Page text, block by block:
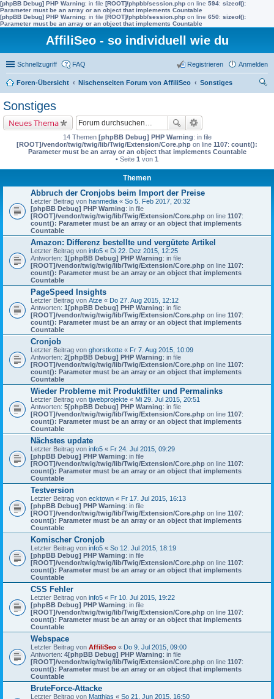
[phpBB Debug] PHP Warning: in file [ROOT]/phpbb/session.php on line 594: sizeof():
Parameter must be an array or an object that implements Countable
[phpBB Debug] PHP Warning: in file [ROOT]/phpbb/session.php on line 650: sizeof():
Parameter must be an array or an object that implements Countable
AffiliSeo - so individuell wie du
Schnellzugriff FAQ Anmelden
Registrieren
Foren-Übersicht Nischenseiten Forum von AffiliSeo
Sonstiges
Sonstiges
Neues Thema
14 Themen [phpBB Debug] PHP Warning: in file
[ROOT]/vendor/twig/twig/lib/Twig/Extension/Core.php on line 1107: count():
Parameter must be an array or an object that implements Countable
• Seite 1 von 1
Themen
Abbruch der Cronjobs beim Import der Preise
Letzter Beitrag von hanmedia « So 5. Feb 2017, 20:32
[phpBB Debug] PHP Warning: in file
[ROOT]/vendor/twig/twig/lib/Twig/Extension/Core.php on line 1107:
count(): Parameter must be an array or an object that implements
Countable
Amazon: Differenz bestellte und vergütete Artikel
Letzter Beitrag von info5 « Di 22. Dez 2015, 12:25
Antworten: 1[phpBB Debug] PHP Warning: in file
[ROOT]/vendor/twig/twig/lib/Twig/Extension/Core.php on line 1107:
count(): Parameter must be an array or an object that implements
Countable
PageSpeed Insights
Letzter Beitrag von Atze « Do 27. Aug 2015, 12:12
Antworten: 1[phpBB Debug] PHP Warning: in file
[ROOT]/vendor/twig/twig/lib/Twig/Extension/Core.php on line 1107:
count(): Parameter must be an array or an object that implements
Countable
Cronjob
Letzter Beitrag von ghorstkotte « Fr 7. Aug 2015, 10:09
Antworten: 2[phpBB Debug] PHP Warning: in file
[ROOT]/vendor/twig/twig/lib/Twig/Extension/Core.php on line 1107:
count(): Parameter must be an array or an object that implements
Countable
Wieder Probleme mit Produktfilter und Permalinks
Letzter Beitrag von tjwebprojekte « Mi 29. Jul 2015, 20:51
Antworten: 5[phpBB Debug] PHP Warning: in file
[ROOT]/vendor/twig/twig/lib/Twig/Extension/Core.php on line 1107:
count(): Parameter must be an array or an object that implements
Countable
Nächstes update
Letzter Beitrag von info5 « Fr 24. Jul 2015, 09:29
[phpBB Debug] PHP Warning: in file
[ROOT]/vendor/twig/twig/lib/Twig/Extension/Core.php on line 1107:
count(): Parameter must be an array or an object that implements
Countable
Testversion
Letzter Beitrag von ecktown « Fr 17. Jul 2015, 16:13
[phpBB Debug] PHP Warning: in file
[ROOT]/vendor/twig/twig/lib/Twig/Extension/Core.php on line 1107:
count(): Parameter must be an array or an object that implements
Countable
Komischer Cronjob
Letzter Beitrag von info5 « So 12. Jul 2015, 18:19
[phpBB Debug] PHP Warning: in file
[ROOT]/vendor/twig/twig/lib/Twig/Extension/Core.php on line 1107:
count(): Parameter must be an array or an object that implements
Countable
CSS Fehler
Letzter Beitrag von info5 « Fr 10. Jul 2015, 19:22
[phpBB Debug] PHP Warning: in file
[ROOT]/vendor/twig/twig/lib/Twig/Extension/Core.php on line 1107:
count(): Parameter must be an array or an object that implements
Countable
Webspace
Letzter Beitrag von AffiliSeo « Do 9. Jul 2015, 09:00
Antworten: 4[phpBB Debug] PHP Warning: in file
[ROOT]/vendor/twig/twig/lib/Twig/Extension/Core.php on line 1107:
count(): Parameter must be an array or an object that implements
Countable
BruteForce-Attacke
Letzter Beitrag von Matthias « So 21. Jun 2015, 16:50